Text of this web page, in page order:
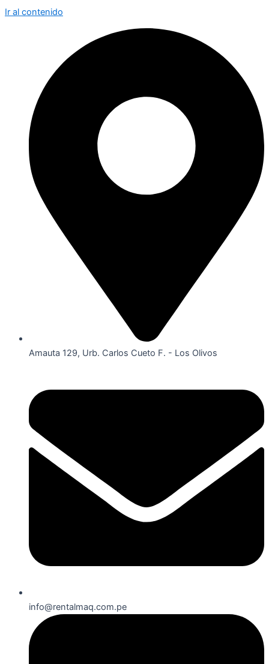
Ir al contenido
Amauta 129, Urb. Carlos Cueto F. - Los Olivos
info@rentalmaq.com.pe